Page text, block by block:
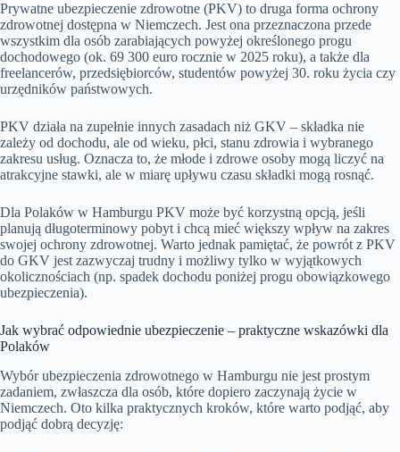
Prywatne ubezpieczenie zdrowotne (PKV) to druga forma ochrony
zdrowotnej dostępna w Niemczech. Jest ona przeznaczona przede
wszystkim dla osób zarabiających powyżej określonego progu
dochodowego (ok. 69 300 euro rocznie w 2025 roku), a także dla
freelancerów, przedsiębiorców, studentów powyżej 30. roku życia czy
urzędników państwowych.
PKV działa na zupełnie innych zasadach niż GKV – składka nie
zależy od dochodu, ale od wieku, płci, stanu zdrowia i wybranego
zakresu usług. Oznacza to, że młode i zdrowe osoby mogą liczyć na
atrakcyjne stawki, ale w miarę upływu czasu składki mogą rosnąć.
Dla Polaków w Hamburgu PKV może być korzystną opcją, jeśli
planują długoterminowy pobyt i chcą mieć większy wpływ na zakres
swojej ochrony zdrowotnej. Warto jednak pamiętać, że powrót z PKV
do GKV jest zazwyczaj trudny i możliwy tylko w wyjątkowych
okolicznościach (np. spadek dochodu poniżej progu obowiązkowego
ubezpieczenia).
Jak wybrać odpowiednie ubezpieczenie – praktyczne wskazówki dla
Polaków
Wybór ubezpieczenia zdrowotnego w Hamburgu nie jest prostym
zadaniem, zwłaszcza dla osób, które dopiero zaczynają życie w
Niemczech. Oto kilka praktycznych kroków, które warto podjąć, aby
podjąć dobrą decyzję: